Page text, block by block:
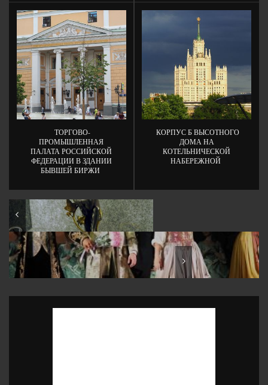
ТОРГОВО-
ПРОМЫШЛЕННАЯ
ПАЛАТА РОССИЙСКОЙ
ФЕДЕРАЦИИ В ЗДАНИИ
БЫВШЕЙ БИРЖИ
КОРПУС Б ВЫСОТНОГО
ДОМА НА
КОТЕЛЬНИЧЕСКОЙ
НАБЕРЕЖНОЙ
Музей истории Лефортово
Премьера оперы Доницетти «Линда ди Шамуни» нв
камерной сцене ГАБТ